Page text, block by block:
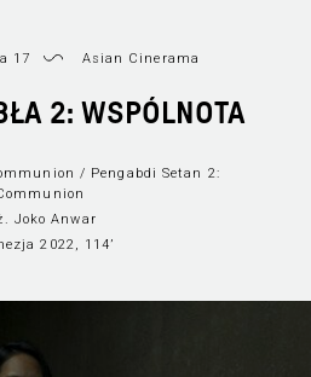
sekcje Lista filmów
17 Asian Cinerama
2: WSPÓLNOTA
/ Pengabdi Setan 2:
Joko Anwar
2022, 114’